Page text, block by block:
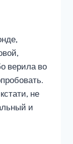
верила во
не
и